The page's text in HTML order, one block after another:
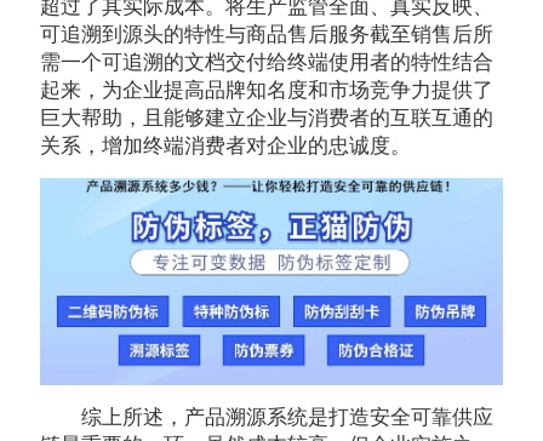
超过了其实际成本。将生产监管全面、真实反映、
可追溯到源头的特性与商品售后服务截至销售后所
需一个可追溯的文档交付给终端使用者的特性结合
起来，为企业提高品牌知名度和市场竞争力提供了
巨大帮助，且能够建立企业与消费者的互联互通的
关系，增加终端消费者对企业的忠诚度。
综上所述，产品溯源系统是打造安全可靠供应